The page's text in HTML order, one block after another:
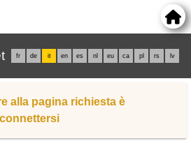
fr de it en es nl eu ca pl rs lv
alla pagina richiesta è